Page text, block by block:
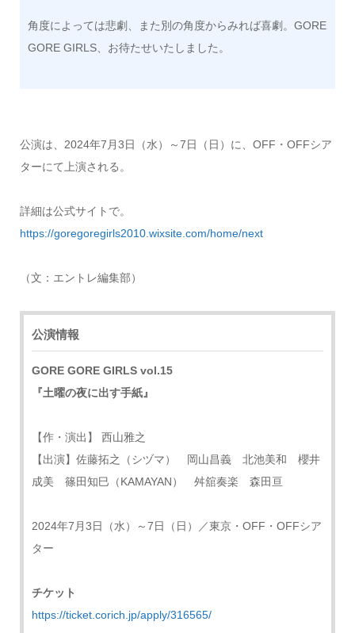
​角度によっては悲劇、また別の角度からみれば喜劇。GORE
GORE GIRLS、お待たせいたしました。
公演は、2024年7月3日（水）～7日（日）に、OFF・OFFシア
ターにて上演される。
詳細は公式サイトで。
https://goregoregirls2010.wixsite.com/home/next
（文：エントレ編集部）
公演情報
GORE GORE GIRLS vol.15
『土曜の夜に出す手紙』
【作・演出】 西山雅之
【出演】佐藤拓之（シヅマ） ​岡山昌義 北池美和 櫻井
成美 篠田知巳（KAMAYAN） 舛舘奏楽 森田亘
2024年7月3日（水）～7日（日）／東京・OFF・OFFシア
ター
チケット
https://ticket.corich.jp/apply/316565/